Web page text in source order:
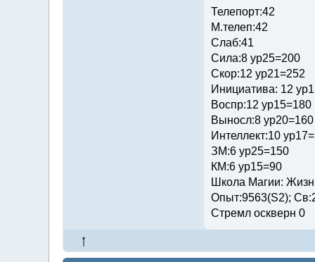
Телепорт:42
М.телеп:42
Слаб:41
Сила:8 ур25=200
Скор:12 ур21=252
Инициатива: 12
Воспр:12 ур15=180
Выносл:8 ур20=160
Интеллект:10
ЗМ:6 ур25=150
КМ:6 ур15=90
Школа Магии:
Опыт:9563(S2);
Стремл оскверн 0